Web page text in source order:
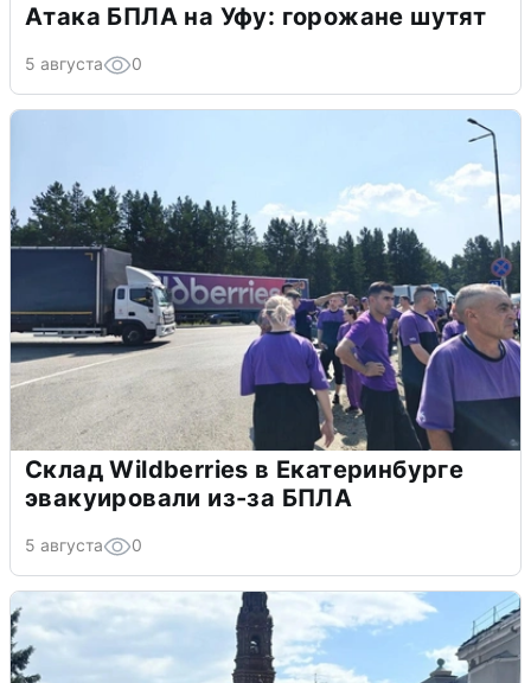
Атака БПЛА на Уфу: горожане шутят
5 августа 0
Склад Wildberries в Екатеринбурге
эвакуировали из-за БПЛА
5 августа 0